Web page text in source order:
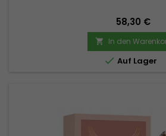
Preis
58,30 €
 In den
 Auf Lager